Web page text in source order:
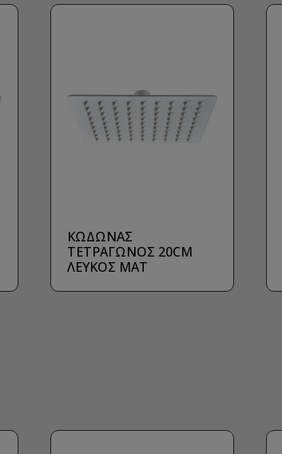
ΚΩΔΩΝΑΣ
ΤΕΤΡΑΓΩΝΟΣ 20CM
ΛΕΥΚΟΣ ΜΑΤ